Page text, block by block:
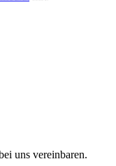
uns vereinbaren.